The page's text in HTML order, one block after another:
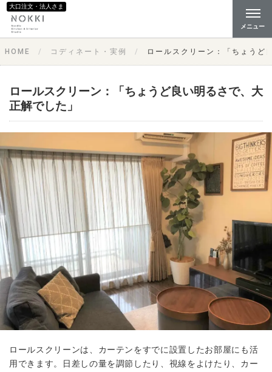
大口注文・法人さま
メニュー
HOME コディネート・実例 ロールスクリーン：「ちょうど
ロールスクリーン：「ちょうど良い明るさで、大
正解でした」
ロールスクリーンは、カーテンをすでに設置したお部屋にも活
用できます。日差しの量を調節したり、視線をよけたり、カー